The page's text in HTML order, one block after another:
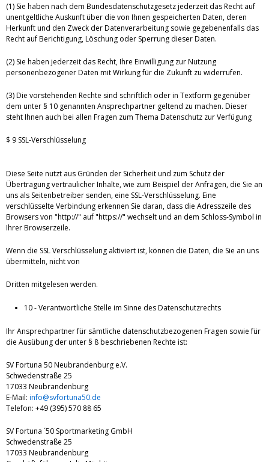
(1) Sie haben nach dem Bundesdatenschutzgesetz jederzeit das Recht auf
unentgeltliche Auskunft über die von Ihnen gespeicherten Daten, deren
Herkunft und den Zweck der Datenverarbeitung sowie gegebenenfalls das
Recht auf Berichtigung, Löschung oder Sperrung dieser Daten.
(2) Sie haben jederzeit das Recht, Ihre Einwilligung zur Nutzung
personenbezogener Daten mit Wirkung für die Zukunft zu widerrufen.
(3) Die vorstehenden Rechte sind schriftlich oder in Textform gegenüber
dem unter § 10 genannten Ansprechpartner geltend zu machen. Dieser
steht Ihnen auch bei allen Fragen zum Thema Datenschutz zur Verfügung
$ 9 SSL-Verschlüsselung
Diese Seite nutzt aus Gründen der Sicherheit und zum Schutz der
Übertragung vertraulicher Inhalte, wie zum Beispiel der Anfragen, die Sie an
uns als Seitenbetreiber senden, eine SSL-Verschlüsselung. Eine
verschlüsselte Verbindung erkennen Sie daran, dass die Adresszeile des
Browsers von "http://" auf "https://" wechselt und an dem Schloss-Symbol in
Ihrer Browserzeile.
Wenn die SSL Verschlüsselung aktiviert ist, können die Daten, die Sie an uns
übermitteln, nicht von
Dritten mitgelesen werden.
10 - Verantwortliche Stelle im Sinne des Datenschutzrechts
Ihr Ansprechpartner für sämtliche datenschutzbezogenen Fragen sowie für
die Ausübung der unter § 8 beschriebenen Rechte ist:
SV Fortuna 50 Neubrandenburg e.V.
Schwedenstraße 25
17033 Neubrandenburg
E-Mail: info@svfortuna50.de
Telefon: +49 (395) 570 88 65
SV Fortuna ´50 Sportmarketing GmbH
Schwedenstraße 25
17033 Neubrandenburg